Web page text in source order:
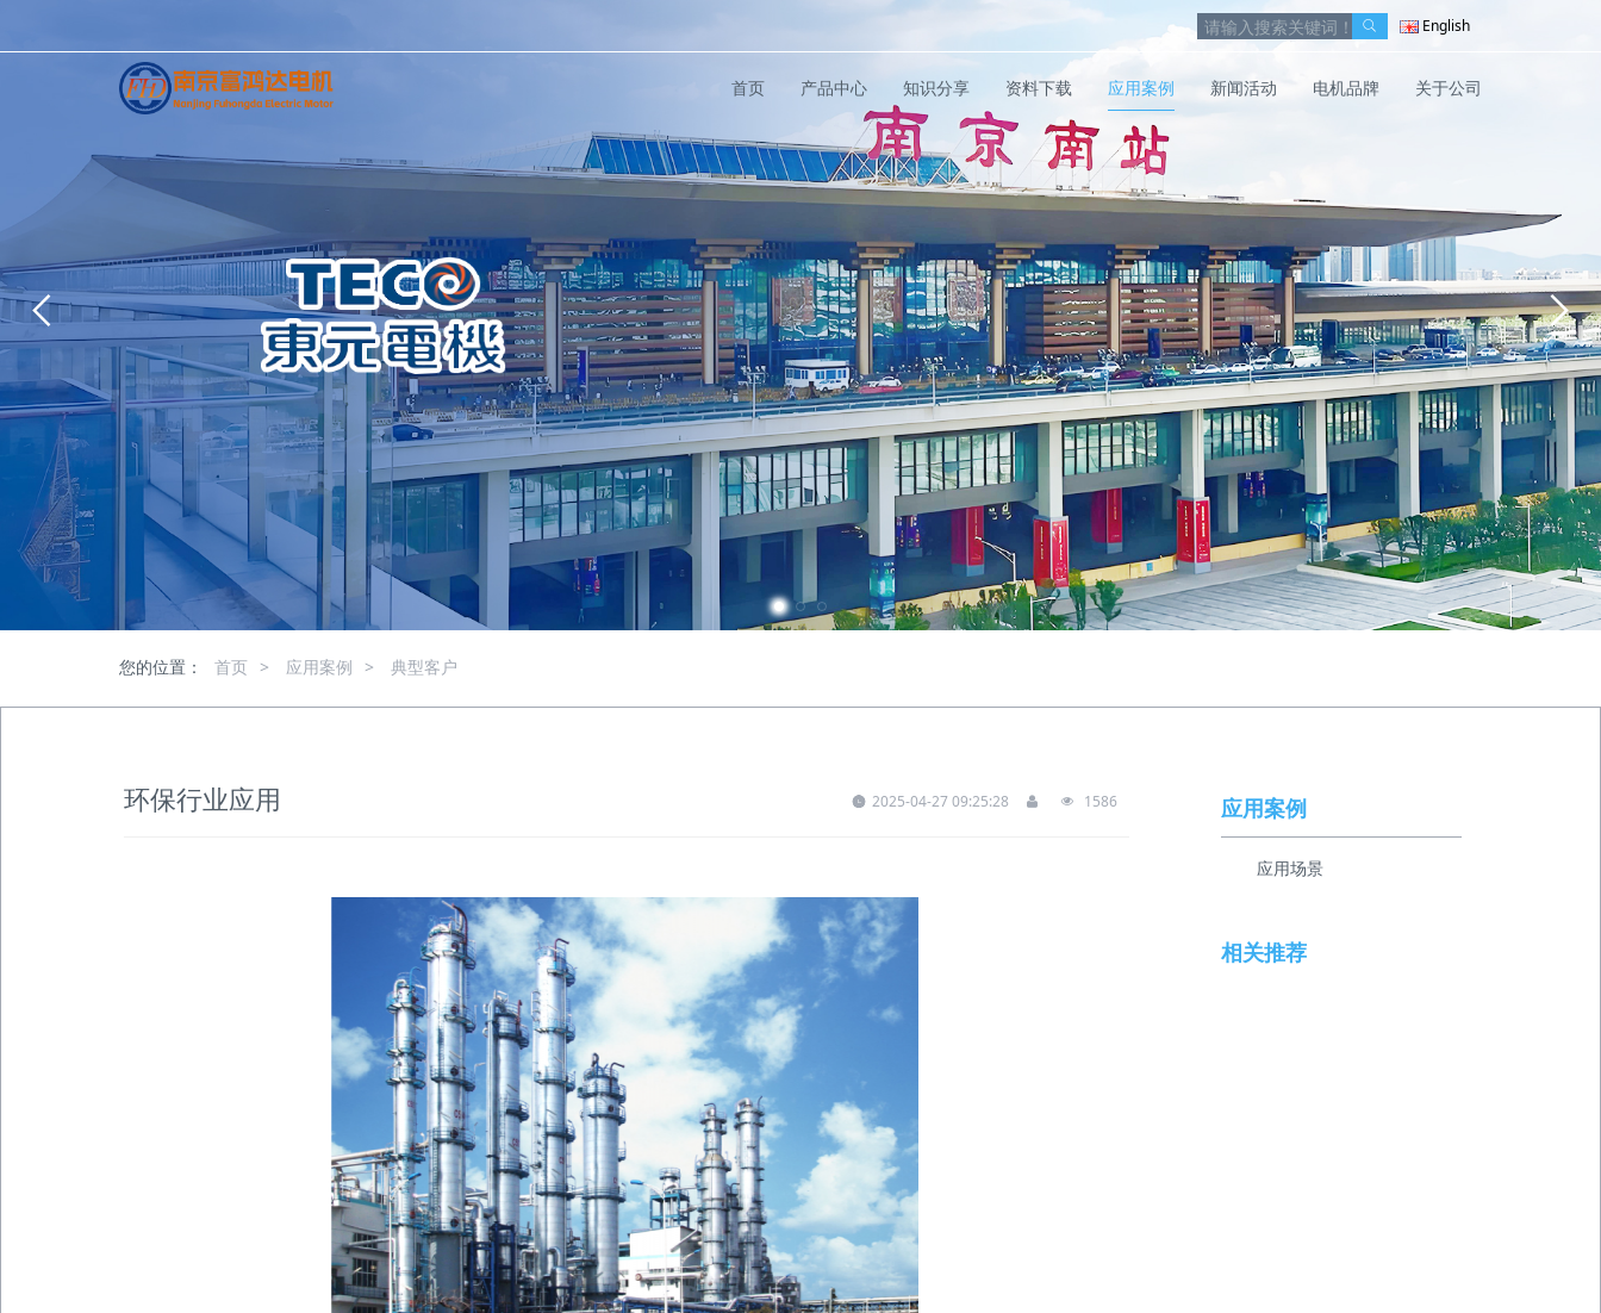
English
首页 产品中心 知识分享 资料下载 应用案例 新闻活动 电机品牌 关于公司
您的位置： 首页 > 应用案例 > 典型客户
环保行业应用 2025-04-27 09:25:28 1586 应用案例
应用场景
相关推荐